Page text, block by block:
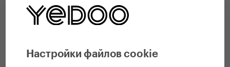
Настройки файлов cookie
публикации YEDOO